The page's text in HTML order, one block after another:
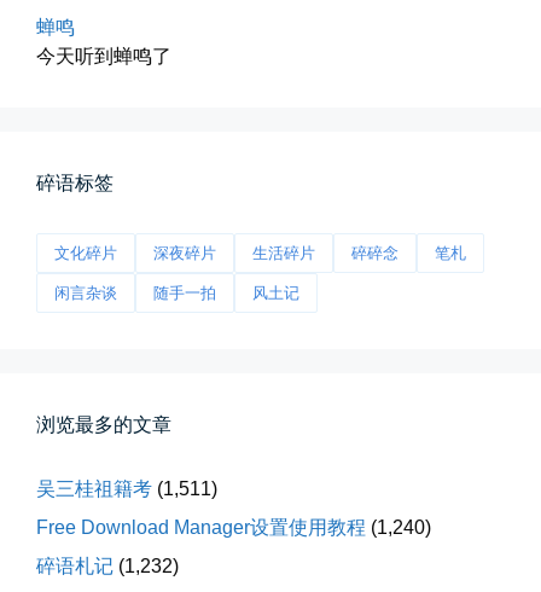
我的影子是我的情人，心是仇敌—...
📅 05-04 12:35👤 Zairun
蝉鸣
今天听到蝉鸣了
碎语标签
文化碎片 深夜碎片 生活碎片 碎碎念 笔札
闲言杂谈 随手一拍 风土记
浏览最多的文章
吴三桂祖籍考 (1,511)
Free Download Manager设置使用教程 (1,240)
碎语札记 (1,232)